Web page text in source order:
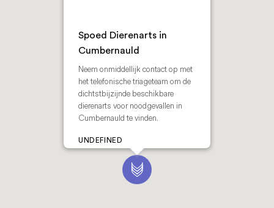
Spoed Dierenarts in
Cumbernauld
Neem onmiddellijk contact op met
het telefonische triageteam om de
dichtstbijzijnde beschikbare
dierenarts voor noodgevallen in
Cumbernauld te vinden.
UNDEFINED